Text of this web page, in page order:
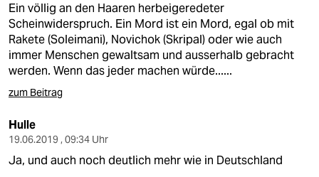
Ein völlig an den Haaren herbeigeredeter
Scheinwiderspruch. Ein Mord ist ein Mord, egal ob mit
Rakete (Soleimani), Novichok (Skripal) oder wie auch
immer Menschen gewaltsam und ausserhalb gebracht
werden. Wenn das jeder machen würde......
zum Beitrag
Hulle
19.06.2019 , 09:34 Uhr
Ja, und auch noch deutlich mehr wie in Deutschland